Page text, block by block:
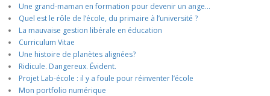
Une grand-maman en formation pour devenir un ange…
Quel est le rôle de l’école, du primaire à l’université ?
La mauvaise gestion libérale en éducation
Curriculum Vitae
Une histoire de planètes alignées?
Ridicule. Dangereux. Évident.
Projet Lab-école : il y a foule pour réinventer l’école
Mon portfolio numérique